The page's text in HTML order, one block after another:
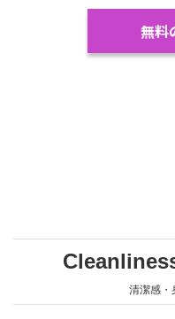
無料
清潔感・